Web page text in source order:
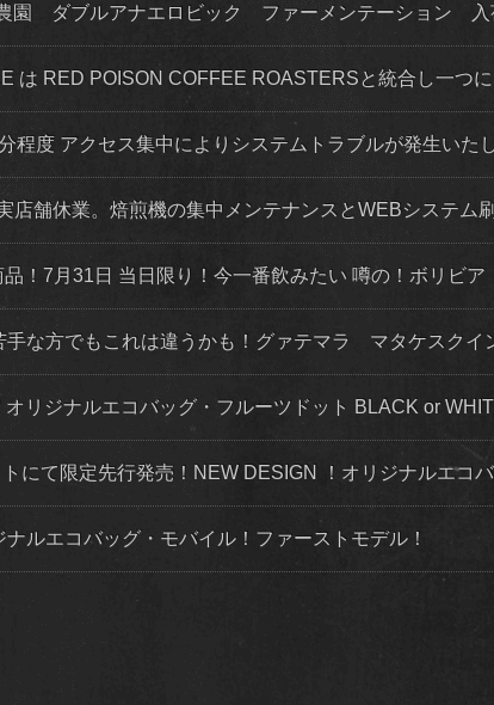
園 ダブルアナエロビック ファーメンテーション
は RED POISON COFFEE ROASTERSと統合し一つに
程度 アクセス集中によりシステムトラブルが発生いた
店舗休業。焙煎機の集中メンテナンスとWEBシステム刷
品！7月31日 当日限り！今一番飲みたい 噂の！ボリビ
手な方でもこれは違うかも！グァテマラ マタケスク
リジナルエコバッグ・フルーツドット BLACK or
にて限定先行発売！NEW DESIGN ！オリジナルエコ
ルエコバッグ・モバイル！ファーストモデル！